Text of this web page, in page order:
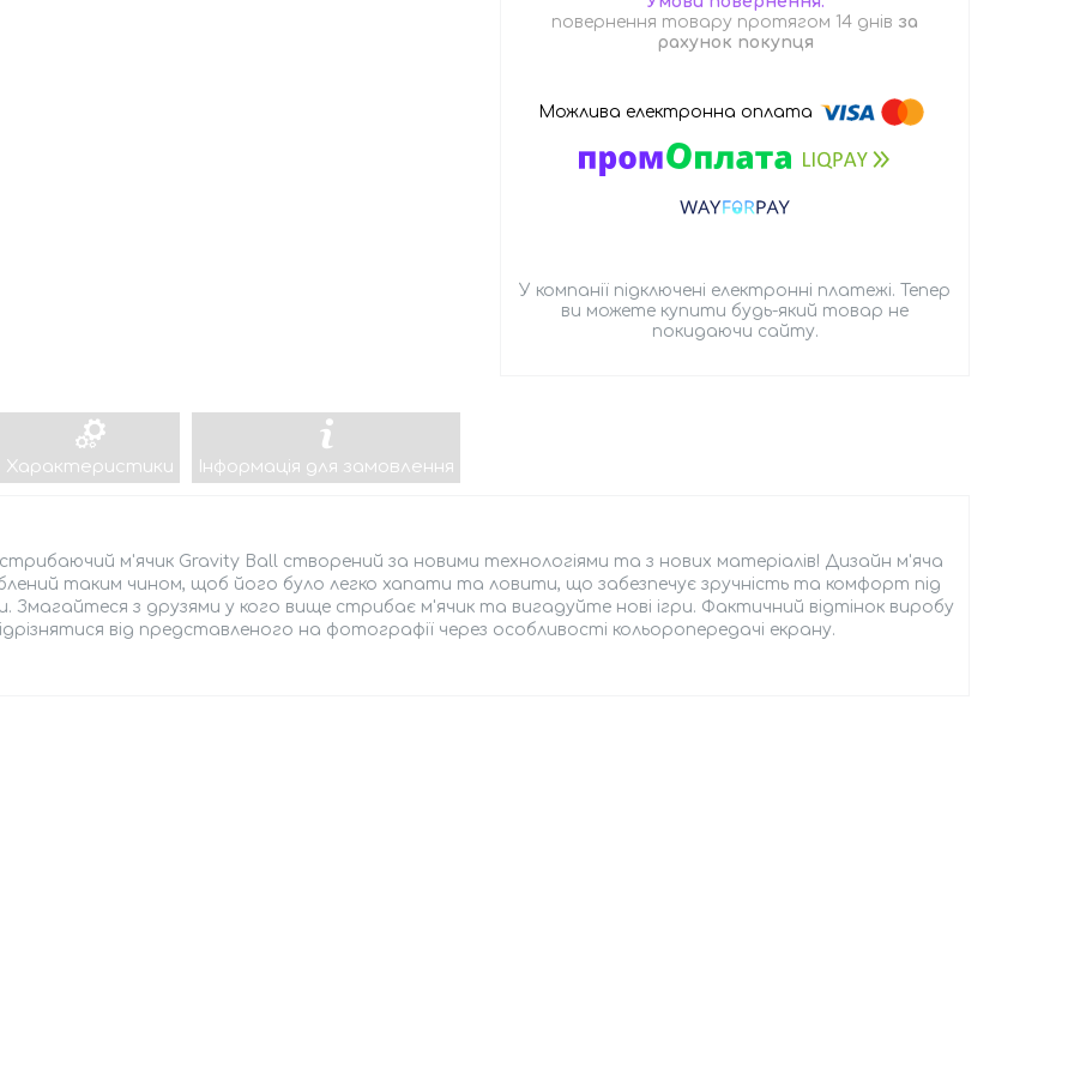
повернення товару протягом 14 днів за
рахунок покупця
У компанії підключені електронні платежі. Тепер
ви можете купити будь-який товар не
покидаючи сайту.
Характеристики Інформація для замовлення
м'ячик Gravity Ball створений за новими технологіями та з нових матеріалів! Дизайн м'яча
таким чином, щоб його було легко хапати та ловити, що забезпечує зручність та комфорт під
Змагайтеся з друзями у кого вище стрибає м'ячик та вигадуйте нові ігри. Фактичний відтінок виробу
від представленого на фотографії через особливості кольоропередачі екрану.